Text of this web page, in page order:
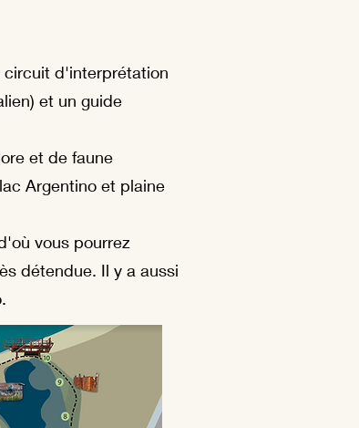
circuit d'interprétation
et un guide
et de faune
Argentino et plaine
vous pourrez
détendue. Il y a aussi